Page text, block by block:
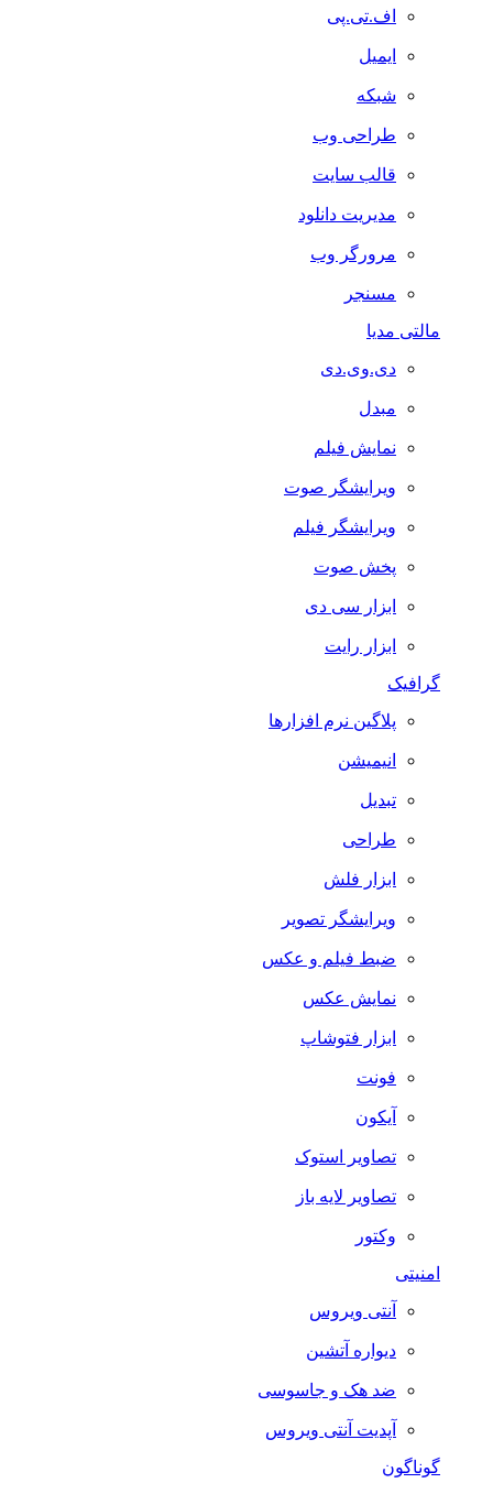
اف.تی.پی
ایمیل
شبکه
طراحی وب
قالب سایت
مدیریت دانلود
مرورگر وب
مسنجر
مالتی مدیا
دی.وی.دی
مبدل
نمایش فیلم
ویرایشگر صوت
ویرایشگر فیلم
پخش صوت
ابزار سی دی
ابزار رایت
گرافیک
پلاگین نرم افزارها
انیمیشن
تبدیل
طراحی
ابزار فلش
ویرایشگر تصویر
ضبط فيلم و عكس
نمایش عکس
ابزار فتوشاپ
فونت
آیکون
تصاویر استوک
تصاویر لایه باز
وکتور
آنتی ویروس
دیواره آتشین
ضد هک و جاسوسی
آپدیت آنتی ویروس
گوناگون